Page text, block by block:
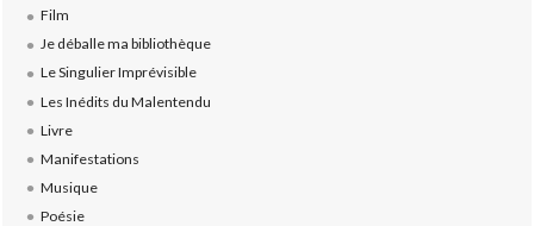
Film
Je déballe ma bibliothèque
Le Singulier Imprévisible
Les Inédits du Malentendu
Livre
Manifestations
Musique
Poésie